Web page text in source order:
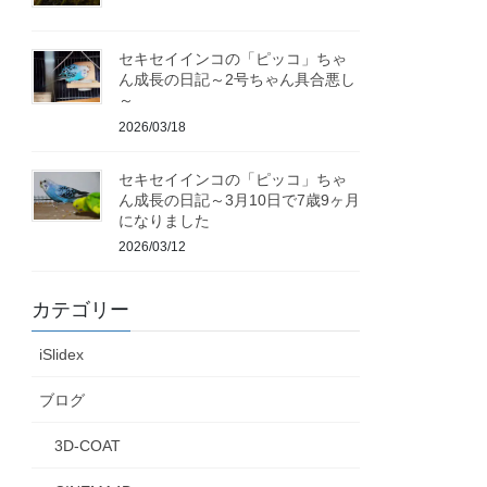
セキセイインコの「ピッコ」ちゃ
ん成長の日記～2号ちゃん具合悪し
～
2026/03/18
セキセイインコの「ピッコ」ちゃ
ん成長の日記～3月10日で7歳9ヶ月
になりました
2026/03/12
カテゴリー
iSlidex
ブログ
3D-COAT